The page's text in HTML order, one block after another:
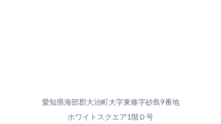
愛知県海部郡大治町大字東條字砂島9番地
ホワイトスクエア1階Ｄ号